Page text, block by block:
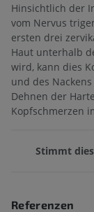
Hinsichtlich der
vom Nervus
ersten drei
Haut unterhalb
wird, kann dies
und des
Dehnen der
Kopfschmerzen
Stimmt
Referenzen